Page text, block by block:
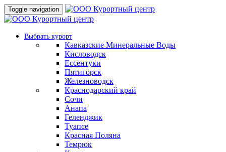
Toggle navigation
Выбрать курорт
Кавказские Минеральные Воды
Кисловодск
Ессентуки
Пятигорск
Железноводск
Краснодарский край
Сочи
Анапа
Геленджик
Туапсе
Красная Поляна
Темрюк